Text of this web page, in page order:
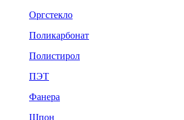
Оргстекло
Поликарбонат
Полистирол
ПЭТ
Фанера
Шпон